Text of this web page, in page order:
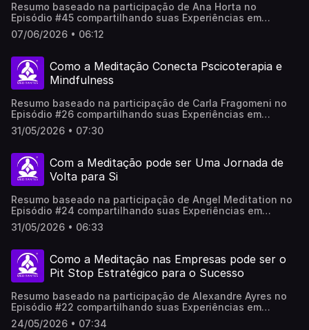
Resumo baseado na participação de Ana Horta no
Episódio #45 compartilhando suas Experiências em
Meditação no Meditantes PodCast. .Este vídeo foi
produzido por Inteligência Artificial, revisado e adaptado
100% a opinião do(a/as) participantes.
07/06/2026 • 06:12
Como a Meditação Conecta Pscicoterapia e
Mindfulness
Resumo baseado na participação de Carla Fragomeni no
Episódio #26 compartilhando suas Experiências em
Meditação no Meditantes PodCast. .Este vídeo foi
produzido por Inteligência Artificial, revisado e adaptado
100% a opinião do(a/as) participantes.
31/05/2026 • 07:30
Com a Meditação pode ser Uma Jornada de
Volta para Si
Resumo baseado na participação de Angel Meditation no
Episódio #24 compartilhando suas Experiências em
Meditação no Meditantes Podcast. .Este vídeo foi
produzido por Inteligência Artificial, revisado e adaptado
100% a opinião do(a/as) participantes.
31/05/2026 • 06:33
Como a Meditação nas Empresas pode ser o
Pit Stop Estratégico para o Sucesso
Resumo baseado na participação de Alexandre Ayres no
Episódio #22 compartilhando suas Experiências em
Meditação no Meditantes PodCast.
24/05/2026 • 07:34